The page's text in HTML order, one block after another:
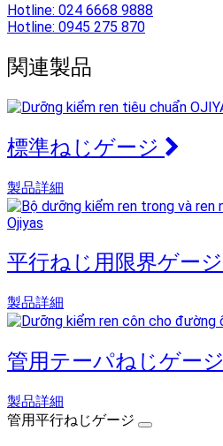
Hotline: 024 6668 9888
Hotline: 0945 275 870
関連製品
標準ねじゲージ
製品詳細
平行ねじ用限界ゲージ
製品詳細
管用テーパねじゲージ
製品詳細
管用平行ねじゲージ